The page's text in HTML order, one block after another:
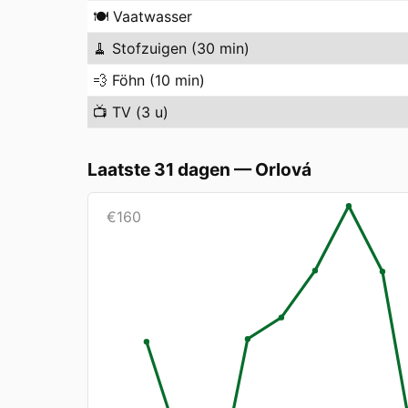
🍽️ Vaatwasser
🧹 Stofzuigen (30 min)
💨 Föhn (10 min)
📺 TV (3 u)
Laatste 31 dagen —Orlová
€160